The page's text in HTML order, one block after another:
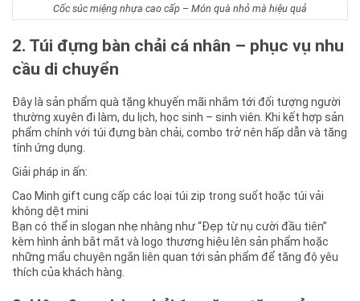
Cốc súc miệng nhựa cao cấp – Món quà nhỏ mà hiệu quả
2. Túi đựng bàn chải cá nhân – phục vụ nhu
cầu di chuyển
Đây là sản phẩm quà tặng khuyến mãi nhắm tới đối tượng người
thường xuyên đi làm, du lịch, học sinh – sinh viên. Khi kết hợp sản
phẩm chính với túi đựng bàn chải, combo trở nên hấp dẫn và tăng
tính ứng dụng.
Giải pháp in ấn:
Cao Minh gift cung cấp các loại túi zip trong suốt hoặc túi vải
không dệt mini
Bạn có thể in slogan nhẹ nhàng như “Đẹp từ nụ cười đầu tiên”
kèm hình ảnh bắt mắt và logo thương hiệu lên sản phẩm hoặc
những mẩu chuyện ngắn liên quan tới sản phẩm để tăng độ yêu
thích của khách hàng.